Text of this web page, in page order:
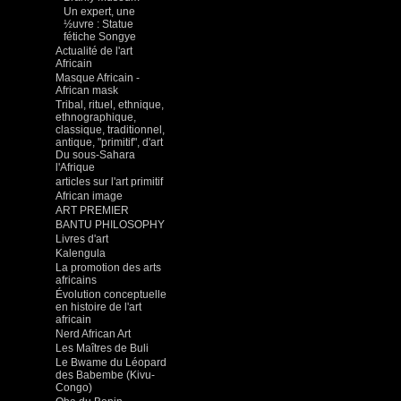
Un expert, une
½uvre : Statue
fétiche Songye
Actualité de l'art
Africain
Masque Africain -
African mask
Tribal, rituel, ethnique,
ethnographique,
classique, traditionnel,
antique, "primitif", d'art
Du sous-Sahara
l'Afrique
articles sur l'art primitif
African image
ART PREMIER
BANTU PHILOSOPHY
Livres d'art
Kalengula
La promotion des arts
africains
Évolution conceptuelle
en histoire de l'art
africain
Nerd African Art
Les Maîtres de Buli
Le Bwame du Léopard
des Babembe (Kivu-
Congo)